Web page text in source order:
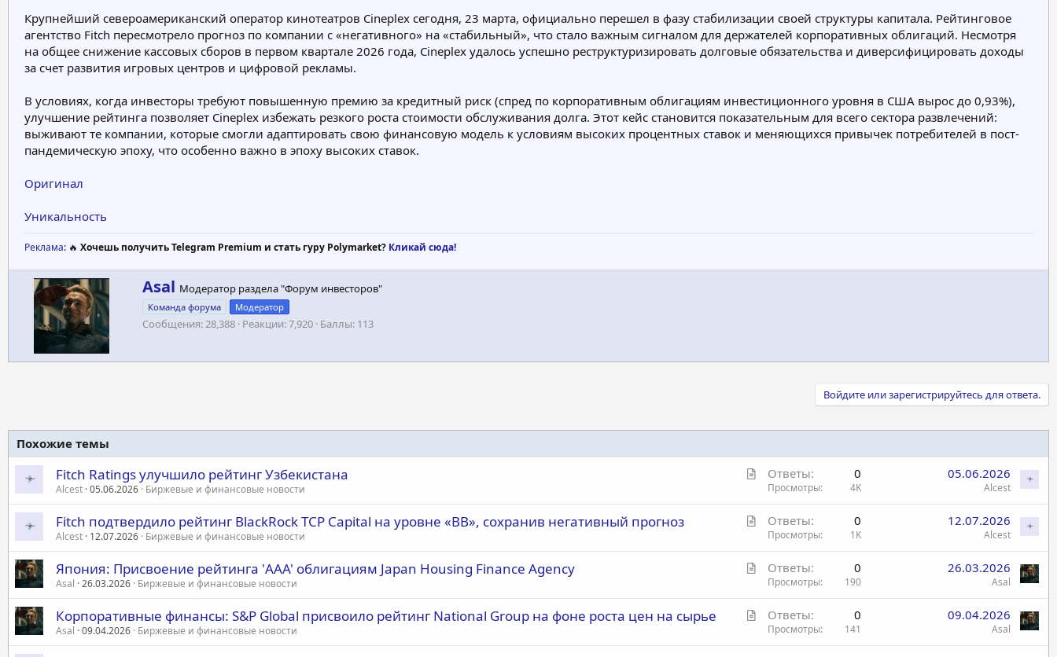
и
я
м
ы
а
л
а
Крупнейший североамериканский оператор кинотеатров Cineplex сегодня, 23 марта, официально перешел в фазу стабилизации своей структуры капитала. Рейтинговое
агентство Fitch пересмотрело прогноз по компании с «негативного» на «стабильный», что стало важным сигналом для держателей корпоративных облигаций. Несмотря
на общее снижение кассовых сборов в первом квартале 2026 года, Cineplex удалось успешно реструктуризировать долговые обязательства и диверсифицировать доходы
за счет развития игровых центров и цифровой рекламы.
В условиях, когда инвесторы требуют повышенную премию за кредитный риск (спред по корпоративным облигациям инвестиционного уровня в США вырос до 0,93%),
улучшение рейтинга позволяет Cineplex избежать резкого роста стоимости обслуживания долга. Этот кейс становится показательным для всего сектора развлечений:
выживают те компании, которые смогли адаптировать свою финансовую модель к условиям высоких процентных ставок и меняющихся привычек потребителей в пост-
пандемическую эпоху, что особенно важно в эпоху высоких ставок.
Оригинал
Уникальность
Реклама: 🔥 Хочешь получить Telegram Premium и стать гуру Polymarket? Кликай сюда!
А
в
т
о
Asal Модератор раздела "Форум инвесторов"
Команда форума Модератор
Сообщения 28,388 Реакции 7,920 Баллы 113
Войдите или зарегистрируйтесь для ответа.
Похожие темы
С
т
Fitch Ratings улучшило рейтинг Узбекистана
Alcest 05.06.2026 Биржевые и финансовые новости
Ответы 0
Просмотры 4K
05.06.2026
Alcest
С
т
Fitch подтвердило рейтинг BlackRock TCP Capital на уровне «BB», сохранив негативный прогноз
Alcest 12.07.2026 Биржевые и финансовые новости
Ответы 0
Просмотры 1K
12.07.2026
Alcest
С
т
Япония: Присвоение рейтинга 'AAA' облигациям Japan Housing Finance Agency
Asal 26.03.2026 Биржевые и финансовые новости
Ответы 0
Просмотры 190
26.03.2026
Asal
С
Корпоративные финансы: S&P Global присвоило рейтинг National Group на фоне роста цен на сырье
Asal 09.04.2026 Биржевые и финансовые новости
Ответы 0
Просмотры 141
09.04.2026
Asal